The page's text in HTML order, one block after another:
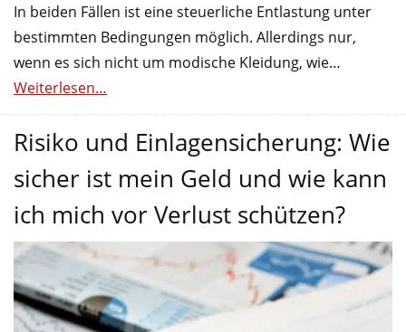
In beiden Fällen ist eine steuerliche Entlastung unter
bestimmten Bedingungen möglich. Allerdings nur,
wenn es sich nicht um modische Kleidung, wie…
Weiterlesen…
Risiko und Einlagensicherung: Wie
sicher ist mein Geld und wie kann
ich mich vor Verlust schützen?